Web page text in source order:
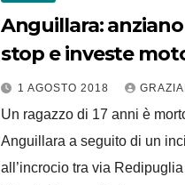
Anguillara:
stop e investe
17enne
1 AGOSTO 2018
Un ragazzo di 17 anni è
Anguillara a seguito di un
all’incrocio tra via